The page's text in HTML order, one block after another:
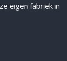
eigen fabriek in